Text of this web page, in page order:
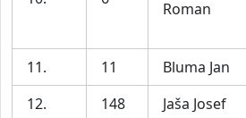
Roman
11. 11 Bluma Jan
12.
148 Jaša Josef